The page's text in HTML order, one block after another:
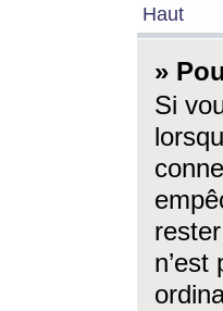
Haut
»
Si